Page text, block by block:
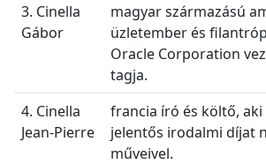
3. Cinella
Gábor
magyar származású
üzletember és
Oracle Corporation
tagja.
4. Cinella
Jean-Pierre
francia író és költő, aki
jelentős irodalmi díjat
műveivel.